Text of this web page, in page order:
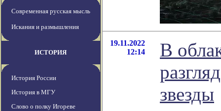
Современная русская мысль
Искания и размышления
ИСТОРИЯ
История России
История в МГУ
Слово о полку Игореве
19.11.2022
12:14
В
звезды